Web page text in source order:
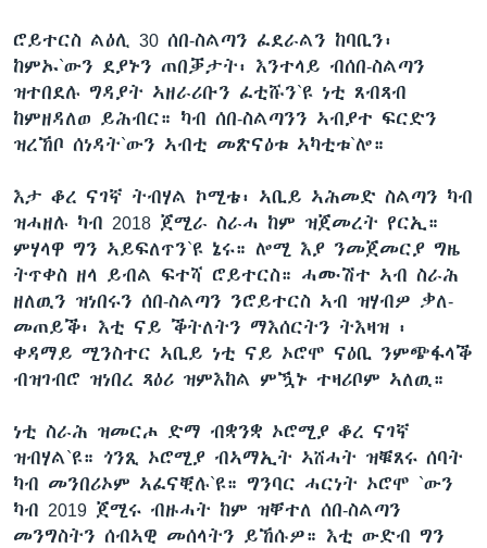
ሮይተርስ ልዕሊ 30 ሰበ-ስልጣን ፈደራልን ከባቢን፡
ከምኡ`ውን ደያኑን ጠበቓታት፡ እንተላይ ብሰበ-ስልጣን
ዝተበደሉ ግዳያት ኣዘራሪቡን ፈቲሹን`ዩ ነቲ ጸብጻብ
ከምዘዳለወ ይሕብር። ካብ ሰበ-ስልጣንን ኣብያተ ፍርድን
ዝረኸቦ ሰነዳት`ውን ኣብቲ መጽናዕቱ ኣካቲቱ`ሎ።
እታ ቆረ ናገኛ ትብሃል ኮሚቴ፡ ኣቢይ ኣሕመድ ስልጣን ካብ
ዝሓዘሉ ካብ 2018 ጀሚራ ስራሓ ከም ዝጀመረት የርኢ።
ምሃላዋ ግን ኣይፍለጥን`ዩ ኔሩ። ሎሚ እያ ንመጀመርያ ግዜ
ትጥቀስ ዘላ ይብል ፍተሻ ሮይተርስ። ሓሙሽተ ኣብ ስራሕ
ዘለዉን ዝነበሩን ሰበ-ስልጣን ንሮይተርስ ኣብ ዝሃብዎ ቃለ-
መጠይቕ፡ እቲ ናይ ቕትለትን ማእሰርትን ትእዛዝ ፡
ቀዳማይ ሚንስተር ኣቢይ ነቲ ናይ ኦሮሞ ናዕቢ ንምጭፋላቕ
ብዝገብሮ ዝነበረ ጻዕሪ ዝምእከል ምዃኑ ተዛሪቦም ኣለዉ።
ነቲ ስራሕ ዝመርሖ ድማ ብቋንቋ ኦሮሚያ ቆረ ናገኛ
ዝብሃል`ዩ። ጎንጺ ኦሮሚያ ብኣማኢት ኣሸሓት ዝቑጸሩ ሰባት
ካብ መንበሪኦም ኣፈናቒሉ`ዩ። ግንባር ሓርነት ኦሮሞ `ውን
ካብ 2019 ጀሚሩ ብዙሓት ከም ዝቐተለ ሰበ-ስልጣን
መንግስትን ሰብኣዊ መሰላትን ይኸሱዎ። እቲ ውድብ ግን